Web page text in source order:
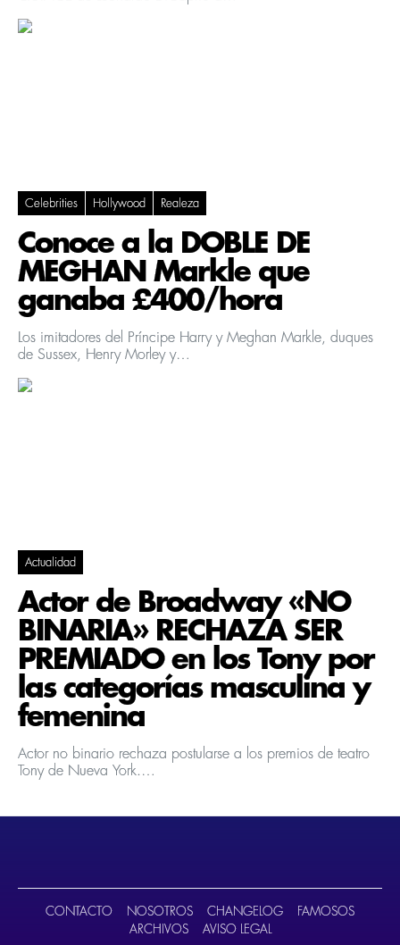
Celebrities Hollywood Realeza
Conoce a la DOBLE DE
MEGHAN Markle que
ganaba £400/hora
Los imitadores del Príncipe Harry y Meghan Markle, duques
de Sussex, Henry Morley y…
Actualidad
Actor de Broadway «NO
BINARIA» RECHAZA SER
PREMIADO en los Tony por
las categorías masculina y
femenina
Actor no binario rechaza postularse a los premios de teatro
Tony de Nueva York.…
CONTACTO NOSOTROS CHANGELOG
FAMOSOS
ARCHIVOS
AVISO LEGAL